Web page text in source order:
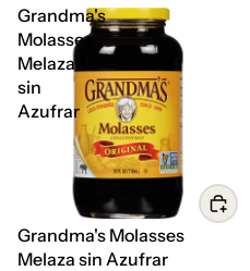
Grandma's
Molasses
Melaza
sin
Azufrar
Grandma's Molasses
Melaza sin Azufrar